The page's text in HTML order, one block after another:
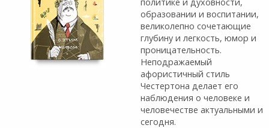
образовании и воспитании,
великолепно сочетающие
глубину и легкость, юмор и
проницательность.
Неподражаемый
афористичный стиль
Честертона делает его
наблюдения о человеке и
человечестве актуальными и
сегодня.